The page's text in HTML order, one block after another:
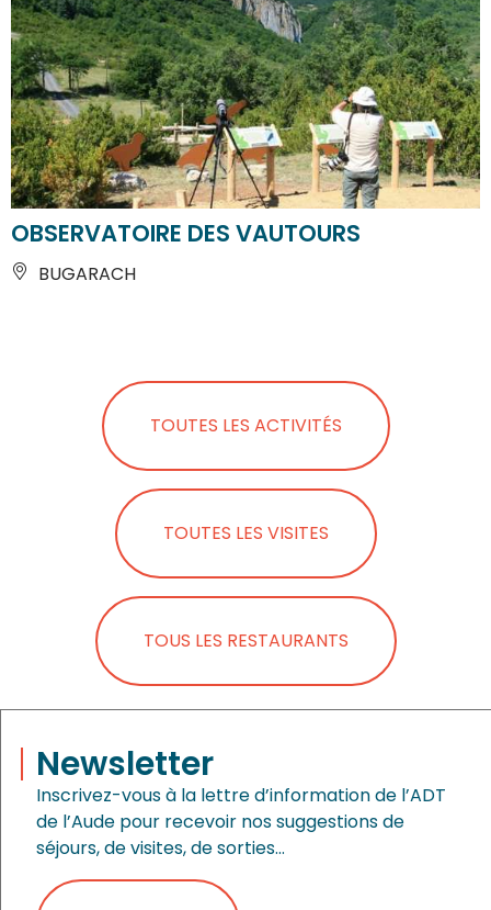
OBSERVATOIRE DES VAUTOURS
BUGARACH
TOUTES LES ACTIVITÉS
TOUTES LES VISITES
TOUS LES RESTAURANTS
Newsletter
Inscrivez-vous à la lettre d’information de l’ADT
de l’Aude pour recevoir nos suggestions de
séjours, de visites, de sorties…